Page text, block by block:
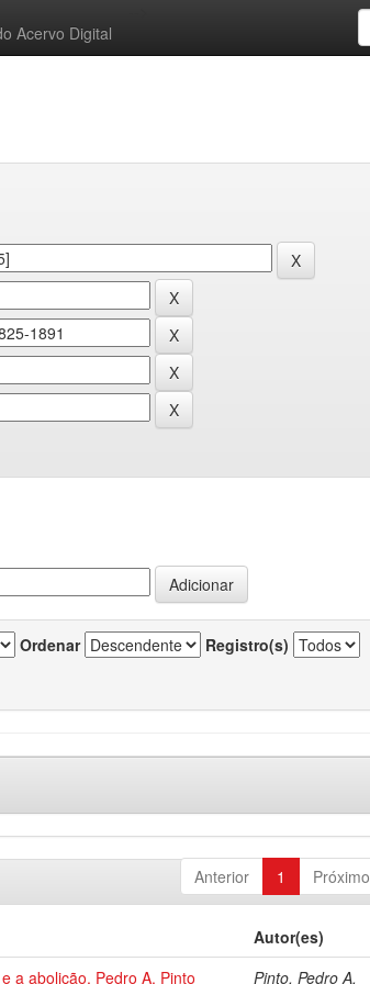
Acervo Digital
Ordenar Registro(s)
Anterior 1 Próximo
Autor(es)
a abolição, Pedro A. Pinto Pinto, Pedro A.